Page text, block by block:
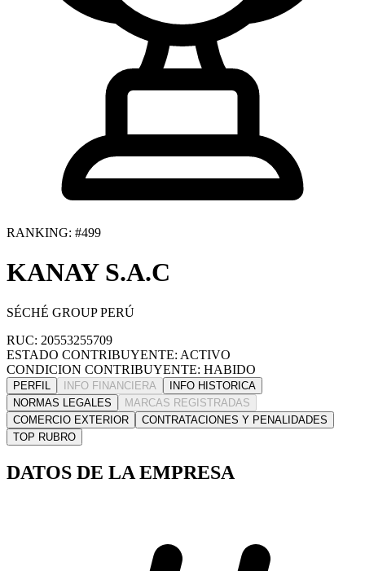
RANKING: #499
KANAY S.A.C
SÉCHÉ GROUP PERÚ
RUC: 20553255709
ESTADO CONTRIBUYENTE: ACTIVO
CONDICION CONTRIBUYENTE: HABIDO
PERFIL INFO FINANCIERA
INFO HISTORICA
NORMAS LEGALES
MARCAS REGISTRADAS
COMERCIO EXTERIOR
CONTRATACIONES Y PENALIDADES
TOP RUBRO
DATOS DE LA EMPRESA